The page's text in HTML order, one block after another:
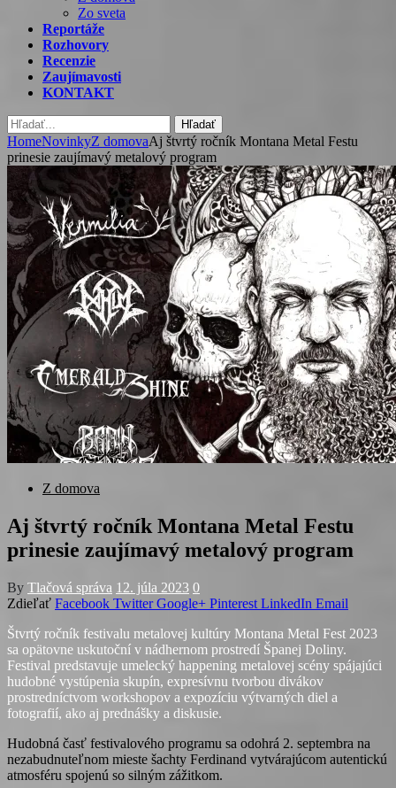
Zo sveta
Reportáže
Rozhovory
Recenzie
Zaujímavosti
KONTAKT
Hľadať
HomeNovinkyZ domovaAj štvrtý ročník Montana Metal Festu
prinesie zaujímavý metalový program
Z domova
Aj štvrtý ročník Montana Metal Festu
prinesie zaujímavý metalový program
By Tlačová správa 12. júla 2023 0
Zdieľať Facebook Twitter Google+ Pinterest LinkedIn Email
Štvrtý ročník festivalu metalovej kultúry Montana Metal Fest 2023
sa opätovne uskutoční v nádhernom prostredí Španej Doliny.
Festival predstavuje umelecký happening metalovej scény spájajúci
hudobné vystúpenia skupín, expresívnu tvorbou divákov
prostredníctvom workshopov a expozíciu výtvarných diel a
fotografií, ako aj prednášky a diskusie.
Hudobná časť festivalového programu sa odohrá 2. septembra na
nezabudnuteľnom mieste šachty Ferdinand vytvárajúcom autentickú
atmosféru spojenú so silným zážitkom.